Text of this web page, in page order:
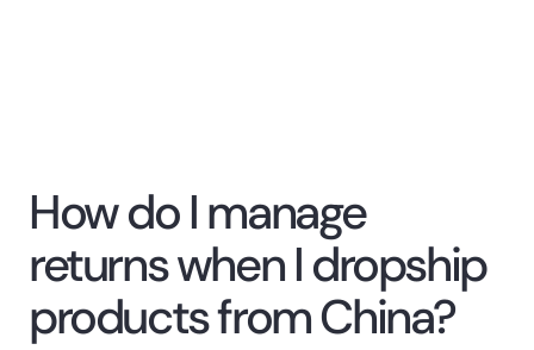
How do I manage
returns when I dropship
products from China?